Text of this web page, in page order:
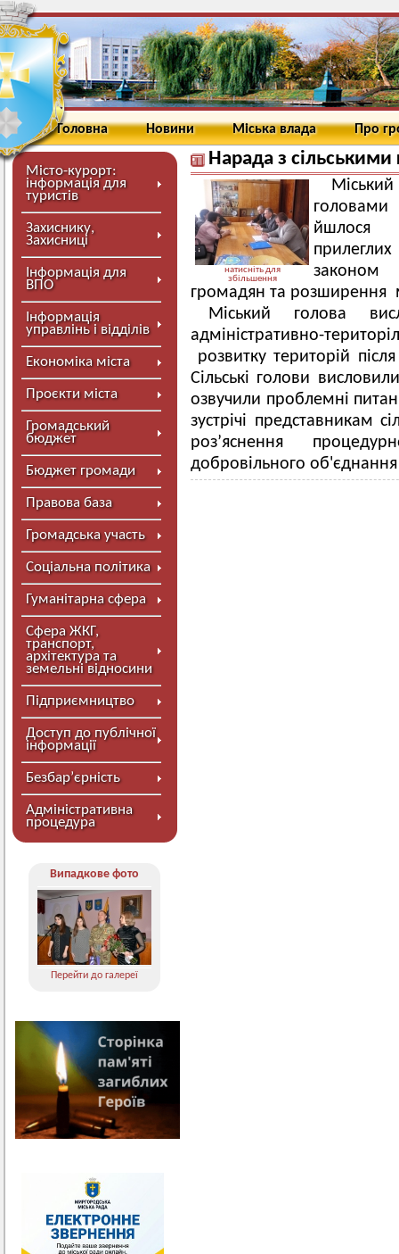
Головна Новини Міська влада Про
Місто-курорт:
інформація для
туристів
Захиснику,
Захисниці
Інформація для
ВПО
Інформація
управлінь і відділів
Економіка міста
Проєкти міста
Громадський
бюджет
Бюджет громади
Правова база
Громадська участь
Соціальна політика
Гуманітарна сфера
Сфера ЖКГ,
транспорт,
архітектура та
земельні відносини
Підприємництво
Доступ до публічної
інформації
Безбар’єрність
Адміністративна
процедура
Випадкове фото
Перейти до галереї
Нарада з
натисніть для
збільшення
Міський
головами
йшлося
законом
громадян та
Міський голова
адміністративно-
розвитку територій
Сільські голови
озвучили проблемні
зустрічі представникам
роз’яснення
добровільного